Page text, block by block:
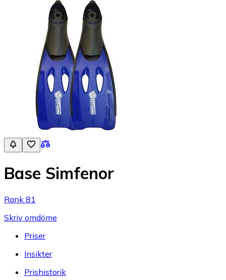
Base Simfenor
Rank 81
Skriv omdöme
Priser
Insikter
Prishistorik